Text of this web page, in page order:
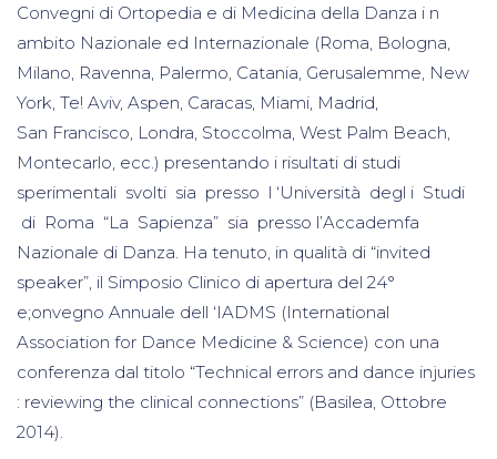
Convegni di Ortopedia e di Medicina della Danza i n
ambito Nazionale ed Internazionale (Roma, Bologna,
Milano, Ravenna, Palermo, Catania, Gerusalemme, New
York, Te! Aviv, Aspen, Caracas, Miami, Madrid,
San Francisco, Londra, Stoccolma, West Palm Beach,
Montecarlo, ecc.) presentando i risultati di studi
sperimentali svolti sia presso l ‘Università degl i Studi
di Roma “La Sapienza” sia presso l’Accademfa
Nazionale di Danza. Ha tenuto, in qualità di “invited
speaker”, il Simposio Clinico di apertura del 24°
e;onvegno Annuale dell ‘IADMS (International
Association for Dance Medicine & Science) con una
conferenza dal titolo “Technical errors and dance injuries
: reviewing the clinical connections” (Basilea, Ottobre
2014).